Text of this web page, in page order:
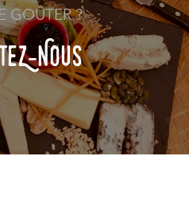
GOÛTER ?
NOuS